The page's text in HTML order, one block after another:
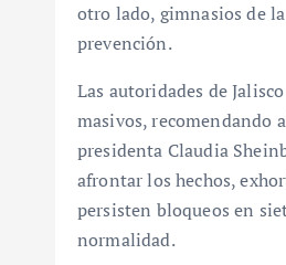
otro lado, gimnasios de
prevención.
Las autoridades de
masivos, recomendando
presidenta Claudia
afrontar los hechos,
persisten bloqueos en
normalidad.